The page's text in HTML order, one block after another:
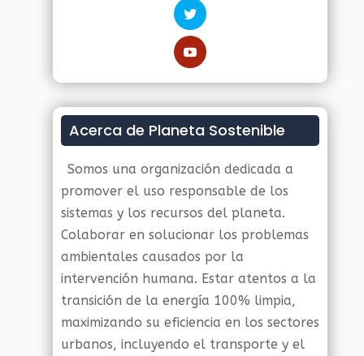
Acerca de Planeta Sostenible
Somos una organización dedicada a
promover el uso responsable de los
sistemas y los recursos del planeta.
Colaborar en solucionar los problemas
ambientales causados por la
intervención humana. Estar atentos a la
transición de la energía 100% limpia,
maximizando su eficiencia en los sectores
urbanos, incluyendo el transporte y el